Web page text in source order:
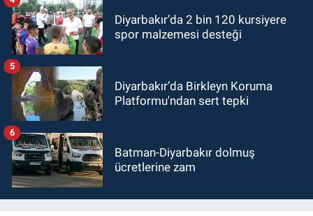
Diyarbakır’da 2 bin 120 kursiyere
spor malzemesi desteği
Diyarbakır’da Birkleyn Koruma
Platformu'ndan sert tepki
5
Batman-Diyarbakır dolmuş
ücretlerine zam
6